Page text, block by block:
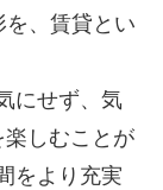
を、賃貸とい
にせず、気
楽しむことが
をより充実